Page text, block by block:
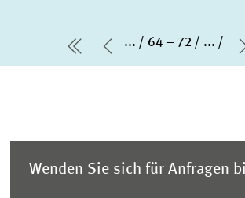
erste Seite
Vorherige Seite
... 64 – 72 ...
Wenden Sie sich für Anfragen